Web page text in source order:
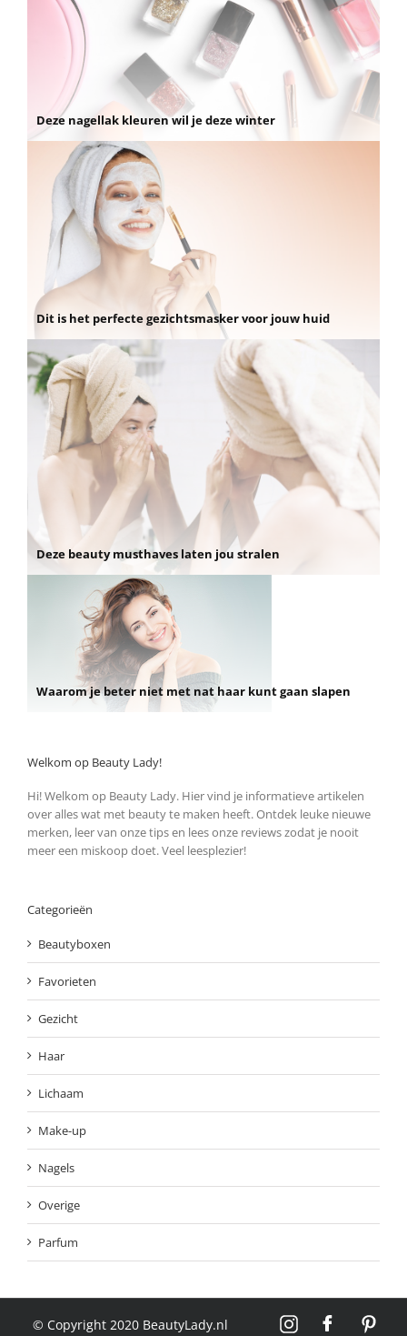
Deze nagellak kleuren wil je deze winter
Dit is het perfecte gezichtsmasker voor jouw huid
Deze beauty musthaves laten jou stralen
Waarom je beter niet met nat haar kunt gaan slapen
Welkom op Beauty Lady!
Hi! Welkom op Beauty Lady. Hier vind je informatieve artikelen
over alles wat met beauty te maken heeft. Ontdek leuke nieuwe
merken, leer van onze tips en lees onze reviews zodat je nooit
meer een miskoop doet. Veel leesplezier!
Categorieën
Beautyboxen
Favorieten
Gezicht
Haar
Lichaam
Make-up
Nagels
Overige
Parfum
© Copyright 2020 BeautyLady.nl